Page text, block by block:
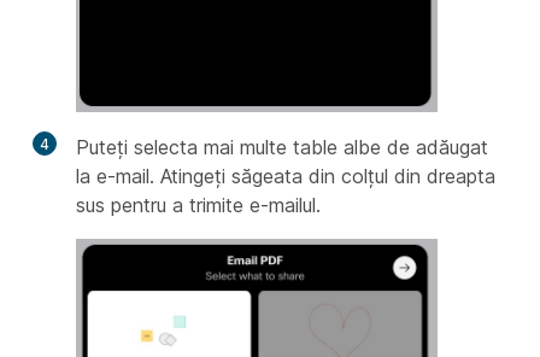
4
Puteți selecta mai multe table albe de adăugat
la e-mail. Atingeți săgeata din colțul din dreapta
sus pentru a trimite e-mailul.